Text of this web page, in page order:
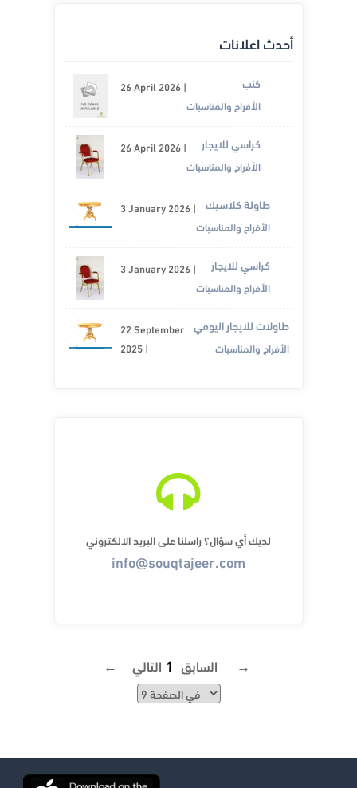
أحدث اعلانات
كنب 26 April 2026|
الأفراح والمناسبات
كراسي للايجار 26 April 2026|
الأفراح والمناسبات
طاولة كلاسيك 3 January 2026|
الأفراح والمناسبات
كراسي للايجار 3 January 2026|
الأفراح والمناسبات
طاولات للايجار اليومي
22 September
2025| الأفراح والمناسبات
لديك أي سؤال؟ راسلنا على البريد الالكتروني
info@souqtajeer.com
← السابق 1 التالي →